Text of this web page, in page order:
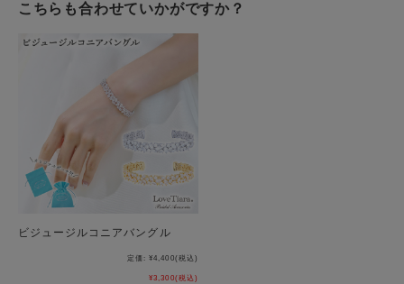
こちらも合わせていかがですか？
ビジュージルコニアバングル
定価: ¥4,400(税込)
¥3,300(税込)